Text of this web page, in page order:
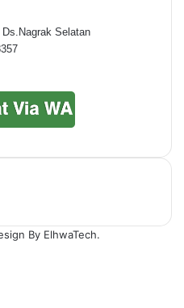
Selatan
By ElhwaTech.